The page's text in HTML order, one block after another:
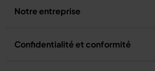
Notre entreprise
Confidentialité et conformité